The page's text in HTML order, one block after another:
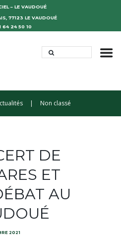
– LE VAUDOUÉ
77123 LE VAUDOUÉ
64 24 50 10
Non classé
DE
ET
AU
2021